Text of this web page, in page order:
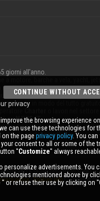
giorni all'anno.
nautica.
nel nostro database oppure
tua barca in modo del tutto gratuito.
suNAVIS.IT.
dal mondo della nautica, della
con la nostra newsletter.
E SEGNI DISTINTIVI SONO DI
policy|Cookies info| powered by:
CONTINUE WITHOUT
privacy
the browsing experience
can use these technologies for
the page privacy policy. You can
consent to all or some of the
''Customize'' always
personalize advertisements. You
mentioned above by
'' or refuse their use by clicking on ''